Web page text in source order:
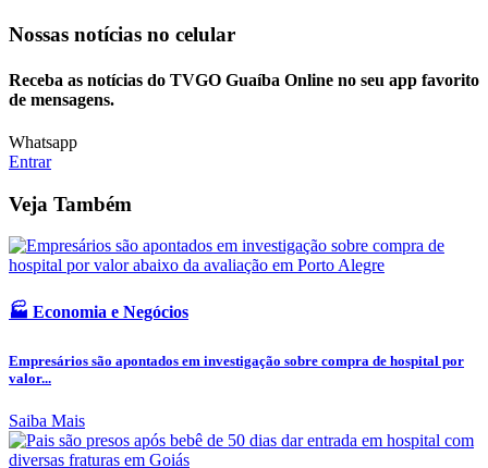
Nossas notícias no celular
Receba as notícias do TVGO Guaíba Online no seu app favorito
de mensagens.
Whatsapp
Entrar
Veja Também
🏭 Economia e Negócios
Empresários são apontados em investigação sobre compra de hospital por
valor...
Saiba Mais